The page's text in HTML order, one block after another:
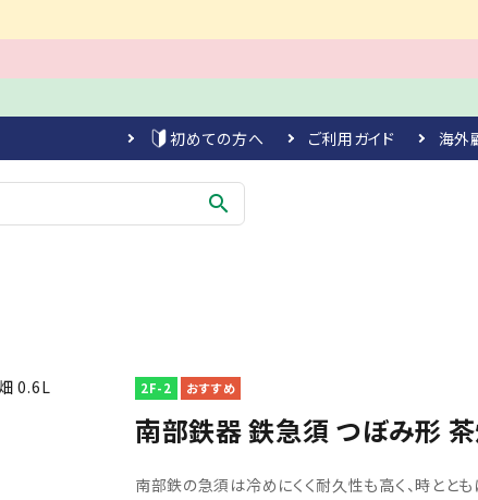
初めての方へ ご利用ガイド 海外
search
2F-2
南部鉄器 鉄急須 つぼみ形
南部鉄の急須は冷めにくく耐久性も高く、時とと